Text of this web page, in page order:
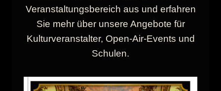
Veranstaltungsbereich aus und erfahren
Sie mehr über unsere Angebote für
Kulturveranstalter, Open-Air-Events und
Schulen.